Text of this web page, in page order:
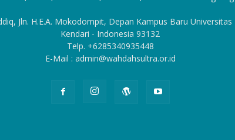
Jln. H.E.A. Mokodompit, Depan Kampus Baru
Kendari - Indonesia 93132
Telp. +6285340935448
E-Mail : admin@wahdahsultra.or.id